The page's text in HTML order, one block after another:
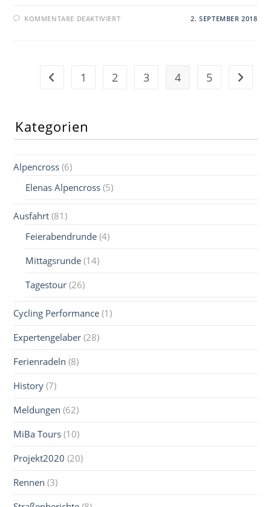
KOMMENTARE DEAKTIVIERTFÜR 2. SEPTEMBER 2018
Zur vorherigen Seite
1 2 3 4 5 Zur
Kategorien
Alpencross (6)
Elenas Alpencross (5)
Ausfahrt (81)
Feierabendrunde (4)
Mittagsrunde (14)
Tagestour (26)
Cycling Performance (1)
Expertengelaber (28)
Ferienradeln (8)
History (7)
Meldungen (62)
MiBa Tours (10)
Projekt2020 (20)
Rennen (3)